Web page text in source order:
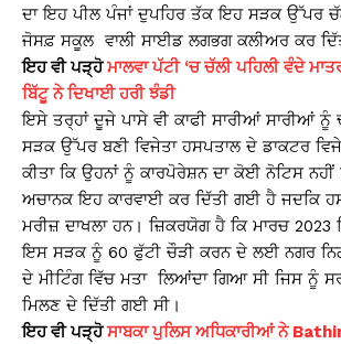
ਦਾ ਇਹ ਪੀਲ ਪੰਜਾਂ ਦੁਪਹਿਰ ਤੱਕ ਇਹ ਸੜਕ ਉੱਪਰ
ਜੋਸਫ਼ ਸਕੂਲ ਵਾਲੀ ਸਾਈਡ ਲਗਭਗ ਕਲੀਅਰ ਕਰ
ਇਹ ਵੀ ਪੜ੍ਹੋਮਾਲਵਾ ਪੱਟੀ ‘ਚ ਚੱਲੀ ਪਹਿਲੀ ਵੰਦੇ
ਬਿੱਟੂ ਨੇ ਦਿਖਾਈ ਹਰੀ ਝੰਡੀ
ਇਸੇ ਤਰ੍ਹਾਂ ਦੂਜੇ ਪਾਸੇ ਵੀ ਕਾਫੀ ਸਾਰੀਆਂ ਸਾਰੀਆਂ
ਸੜਕ ਉੱਪਰ ਬਣੀ ਵਿਜੇਤਾ ਹਸਪਤਾਲ ਦੇ ਡਾਕਟਰ
ਕੀਤਾ ਕਿ ਉਹਨਾਂ ਨੂੰ ਕਾਰਪੋਰੇਸ਼ਨ ਦਾ ਕੋਈ ਨੋਟਿਸ
ਅਚਾਨਕ ਇਹ ਕਾਰਵਾਈ ਕਰ ਦਿੱਤੀ ਗਈ ਹੈ ਜਦਕਿ
ਮਰੀਜ਼ ਦਾਖਲਾ ਹਨ। ਜ਼ਿਕਰਯੋਗ ਹੈ ਕਿ ਮਾਰਚ 2023
ਇਸ ਸੜਕ ਨੂੰ 60 ਫੁੱਟੀ ਚੌੜੀ ਕਰਨ ਦੇ ਲਈ ਨਗਰ
ਦੇ ਮੀਟਿੰਗ ਵਿੱਚ ਮਤਾ ਲਿਆਂਦਾ ਗਿਆ ਸੀ ਜਿਸ ਨੂੰ
ਮਿਲਣ ਦੇ ਦਿੱਤੀ ਗਈ ਸੀ।
ਇਹ ਵੀ ਪੜ੍ਹੋਸਾਬਕਾ ਪੁਲਿਸ ਅਧਿਕਾਰੀਆਂ ਨੇ